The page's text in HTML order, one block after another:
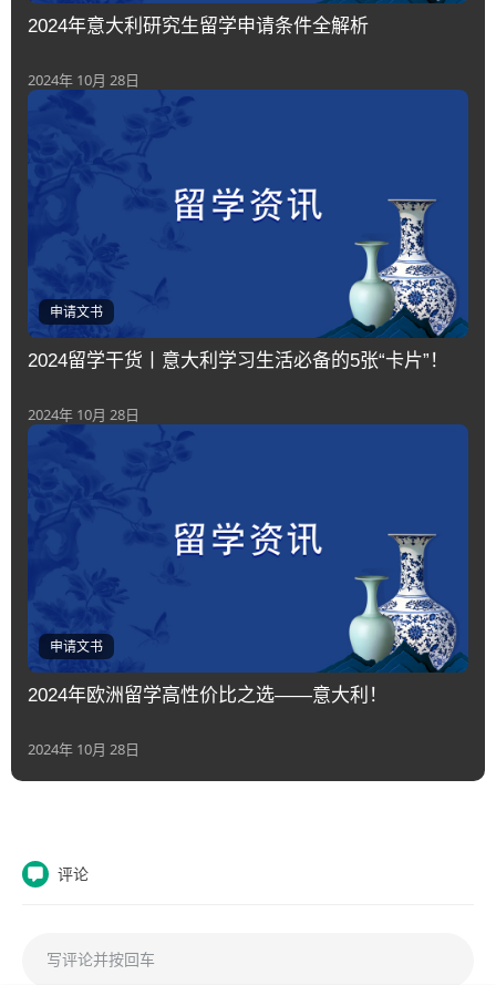
2024年意大利研究生留学申请条件全解析
2024年 10月 28日
申请文书
2024留学干货丨意大利学习生活必备的5张“卡片”！
2024年 10月 28日
申请文书
2024年欧洲留学高性价比之选——意大利！
2024年 10月 28日
评论